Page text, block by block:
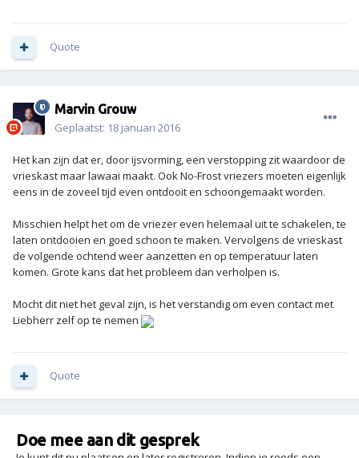
Quote
Marvin Grouw
Geplaatst: 18 januari 2016
Het kan zijn dat er, door ijsvorming, een verstopping zit waardoor de
vrieskast maar lawaai maakt. Ook No-Frost vriezers moeten eigenlijk
eens in de zoveel tijd even ontdooit en schoongemaakt worden.
Misschien helpt het om de vriezer even helemaal uit te schakelen, te
laten ontdooien en goed schoon te maken. Vervolgens de vrieskast
de volgende ochtend weer aanzetten en op temperatuur laten
komen. Grote kans dat het probleem dan verholpen is.
Mocht dit niet het geval zijn, is het verstandig om even contact met
Liebherr zelf op te nemen
Quote
Doe mee aan dit gesprek